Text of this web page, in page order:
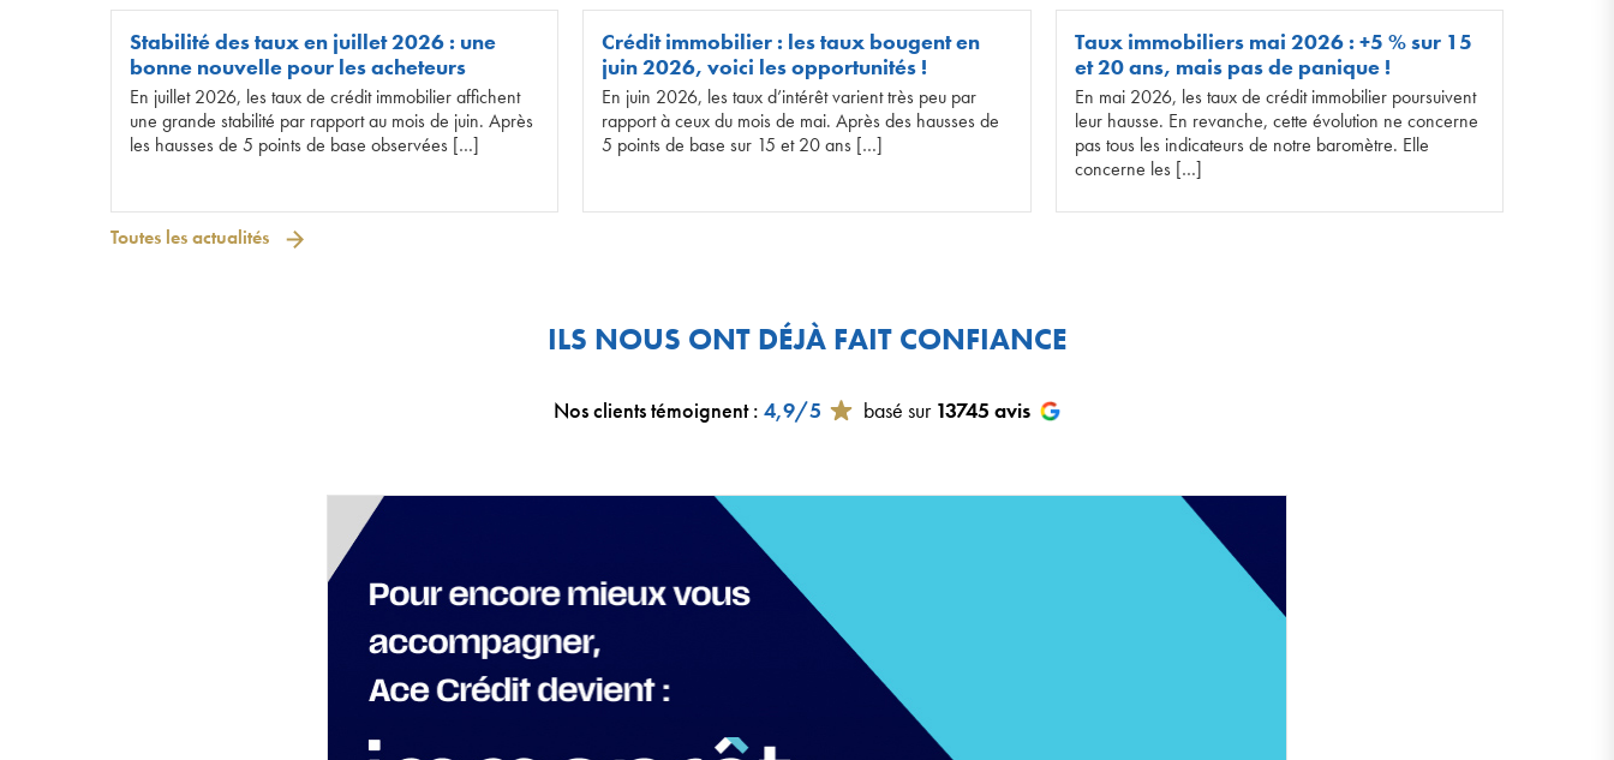
Stabilité des taux en juillet 2026 : une
bonne nouvelle pour les acheteurs
En juillet 2026, les taux de crédit immobilier affichent
une grande stabilité par rapport au mois de juin. Après
les hausses de 5 points de base observées […]
Crédit immobilier : les taux bougent en
juin 2026, voici les opportunités !
En juin 2026, les taux d’intérêt varient très peu par
rapport à ceux du mois de mai. Après des hausses de
5 points de base sur 15 et 20 ans […]
Taux immobiliers mai 2026 : +5 % sur 15
et 20 ans, mais pas de panique !
En mai 2026, les taux de crédit immobilier poursuivent
leur hausse. En revanche, cette évolution ne concerne
pas tous les indicateurs de notre baromètre. Elle
concerne les […]
Toutes les actualités
ILS NOUS ONT DÉJÀ FAIT CONFIANCE
Nos clients témoignent: 4,9/5 basé sur 13745 avis